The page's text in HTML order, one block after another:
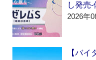
し発売
2026年
【バ